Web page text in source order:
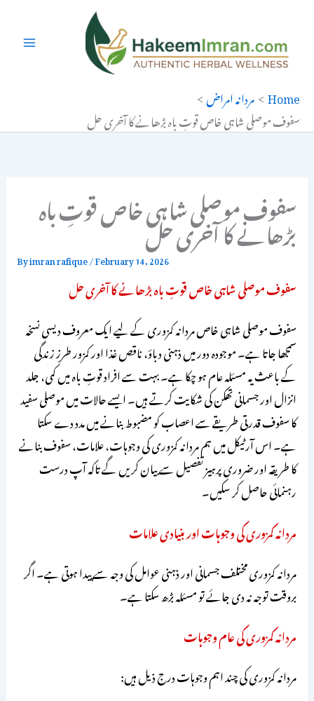
content
Home مردانہ امراض
سفوف موصلی شاہی خاص قوتِ باہ بڑھانے کا آخری حل
سفوف موصلی شاہی خاص قوتِ باہ
بڑھانے کا آخری حل
Byimran rafique/February 14, 2026
سفوف موصلی شاہی خاص قوتِ باہ بڑھانے کا آخری حل
سفوف موصلی شاہی خاص مردانہ کمزوری کے لیے ایک معروف دیسی نسخہ
سمجھا جاتا ہے۔ موجودہ دور میں ذہنی دباؤ، ناقص غذا اور کمزور طرزِ زندگی
کے باعث یہ مسئلہ عام ہو چکا ہے۔ بہت سے افراد قوتِ باہ میں کمی، جلد
انزال اور جسمانی تھکن کی شکایت کرتے ہیں۔ ایسے حالات میں موصلی سفید
کا سفوف قدرتی طریقے سے اعصاب کو مضبوط بنانے میں مدد دے سکتا
ہے۔ اس آرٹیکل میں ہم مردانہ کمزوری کی وجوہات، علامات، سفوف بنانے
کا طریقہ اور ضروری پرہیز تفصیل سے بیان کریں گے تاکہ آپ درست
رہنمائی حاصل کر سکیں۔
مردانہ کمزوری کی وجوہات اور بنیادی علامات
مردانہ کمزوری مختلف جسمانی اور ذہنی عوامل کی وجہ سے پیدا ہوتی ہے۔ اگر
بروقت توجہ نہ دی جائے تو مسئلہ بڑھ سکتا ہے۔
مردانہ کمزوری کی عام وجوہات
مردانہ کمزوری کی چند اہم وجوہات درج ذیل ہیں: